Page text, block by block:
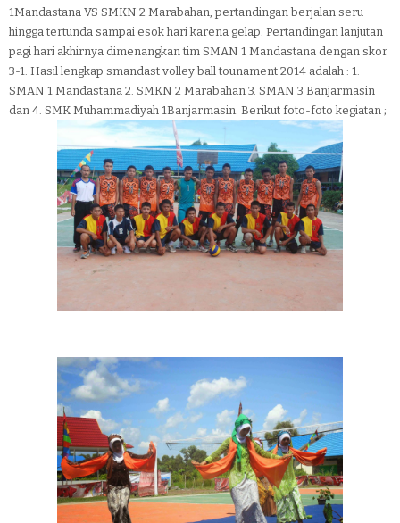
1Mandastana VS SMKN 2 Marabahan, pertandingan berjalan seru
hingga tertunda sampai esok hari karena gelap. Pertandingan lanjutan
pagi hari akhirnya dimenangkan tim SMAN 1 Mandastana dengan skor
3-1. Hasil lengkap smandast volley ball tounament 2014 adalah : 1.
SMAN 1 Mandastana 2. SMKN 2 Marabahan 3. SMAN 3 Banjarmasin
dan 4. SMK Muhammadiyah 1Banjarmasin. Berikut foto-foto kegiatan ;